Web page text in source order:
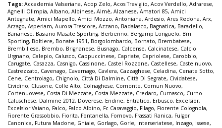
Tags: Accademia Valseriana, Acop Zelo, Acos Treviglio, Acov Verdello, Adrarese,
Agnelli Olimpia, Albano, Albinese, Almè, Alzanese, Amatori 85, Amici
Antegnate, Amici Mapello, Amici Mozzo, Antoniana, Ardesio, Ares Redona, Arx,
Arzago, Asperiam, Aurora Trescore, Azzano, Badalasco, Bagnatica, Baradello,
Barianese, Basiano Masate Sporting, Berbenno, Bergamp Longuelo, Bm
Sporting, Boltiere, Bonate 1951, Borgolombardo, Bornato, Brembatese,
Brembillese, Brembo, Brignanese, Busnago, Calcense, Calcinatese, Calcio
Urgnano, Calepio, Calusco, Cappuccinese, Capriate, Capriolese, Carobbio,
Carugate, Casazza, Casnigo, Cassinone, Castel Rozzone, Castellese, Castelnuovo,
Castrezzato, Cavenago, Cavernago, Cavlera, Cazzaghese, Celadina, Cenate Sotto,
Cene, Centrolago, Chignolo, Città Di Dalmine, Città Di Segrate, Cividatese,
Cividino, Clusone, Colle Alto, Colnaghese, Comonte, Comun Nuovo,
Cortenuovese, Costa Di Mezzate, Costa Mezzate, Credaro, Curnasco, Curno
Caluschese, Dalmine 2012, Doverese, Endine, Entratico, Erbusco, Excelsior,
Excelsior Vaiano, Falco, Falco Albino, Fc Caravaggio, Filago, Fiorente Colognola,
Fiorente Grassobbio, Fiorita, Fontanella, Fornovo, Frassati Ranica, Fulgor
Canonica, Futura Madone, Ghiaie, Gorlago, Gorle, Interseriatese, Inzago, Issese,